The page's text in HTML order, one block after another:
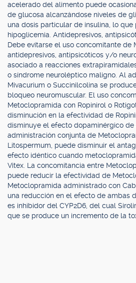
acelerado del alimento puede
de glucosa alcanzándose niveles de
una dosis particular de insulina, lo que
hipoglicemia. Antidepresivos,
Debe evitarse el uso concomitante de
antidepresivos, antipsicóticos y/o
asociado a reacciones
o síndrome neuroléptico maligno. Al
Mivacurium o Succinilcolina se
bloqueo neuromuscular. El uso
Metoclopramida con Ropinirol o
disminución en la efectividad de
disminuye el efecto dopaminérgico de
administración conjunta de
Litospermum, puede disminuir el
efecto idéntico cuando
Vitex. La concomitancia entre
puede reducir la efectividad de
Metoclopramida administrado con
una reducción en el efecto de ambas
es inhibidor del CYP2D6, del cual
que se produce un incremento de la